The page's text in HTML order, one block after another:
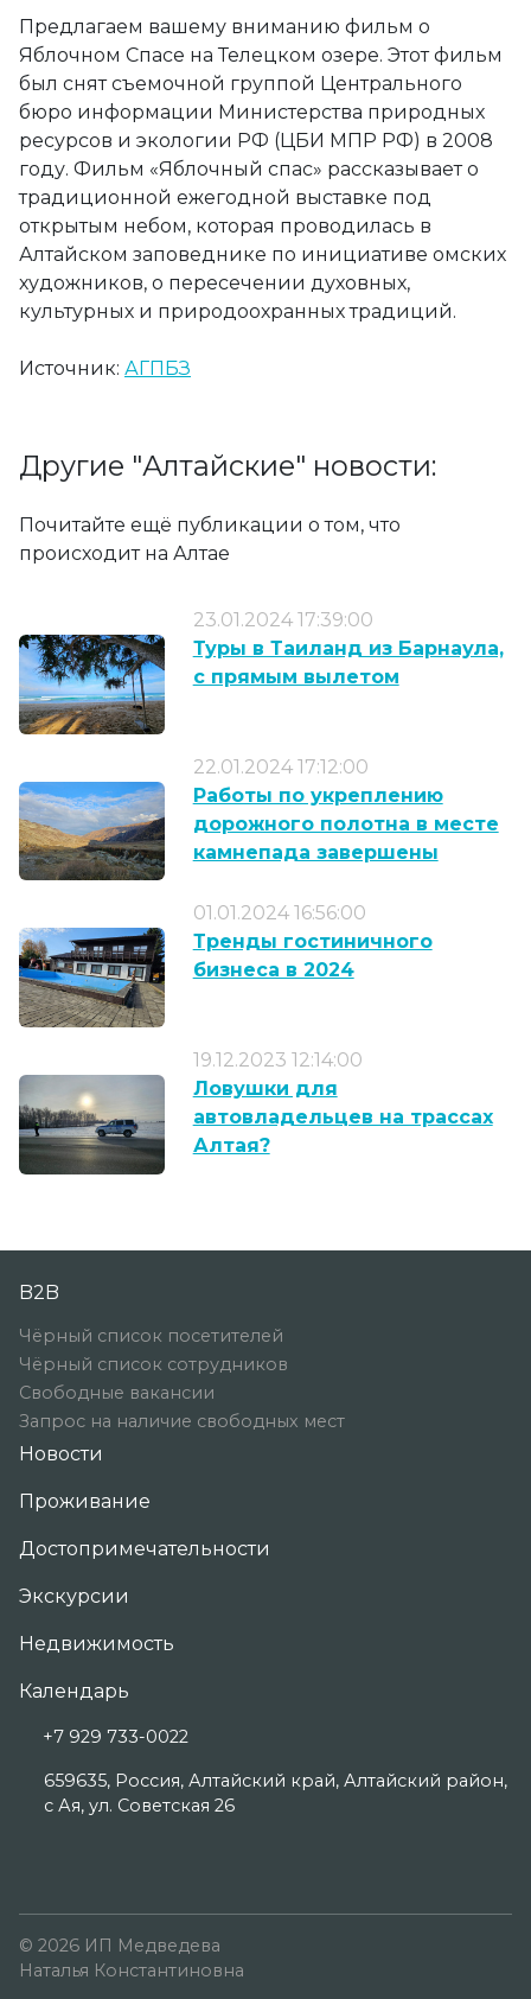
Предлагаем вашему вниманию фильм о
Яблочном Спасе на Телецком озере. Этот фильм
был снят съемочной группой Центрального
бюро информации Министерства природных
ресурсов и экологии РФ (ЦБИ МПР РФ) в 2008
году. Фильм «Яблочный спас» рассказывает о
традиционной ежегодной выставке под
открытым небом, которая проводилась в
Алтайском заповеднике по инициативе омских
художников, о пересечении духовных,
культурных и природоохранных традиций.
Источник: АГПБЗ
Другие "Алтайские" новости:
Почитайте ещё публикации о том, что
происходит на Алтае
23.01.2024 17:39:00
Туры в Таиланд из Барнаула,
с прямым вылетом
22.01.2024 17:12:00
Работы по укреплению
дорожного полотна в месте
камнепада завершены
01.01.2024 16:56:00
Тренды гостиничного
бизнеса в 2024
19.12.2023 12:14:00
Ловушки для
автовладельцев на трассах
Алтая?
B2B
Чёрный список посетителей
Чёрный список сотрудников
Свободные вакансии
Запрос на наличие свободных мест
Новости
Проживание
Достопримечательности
Экскурсии
Недвижимость
Календарь
+7 929 733-0022
659635, Россия, Алтайский край, Алтайский район,
с Ая, ул. Советская 26
© 2026 ИП Медведева
Наталья Константиновна